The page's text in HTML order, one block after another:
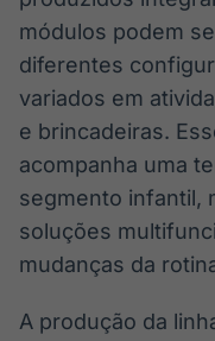
Soluções de
Tecnologia
módulos podem
diferentes
variados em
e brincadeiras.
acompanha uma
segmento infantil,
soluções
mudanças da
A produção da